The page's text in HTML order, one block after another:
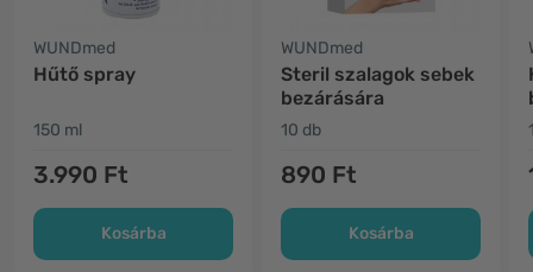
WUNDmed
Hűtő spray
150 ml
3.990 Ft
Kosárba
WUNDmed
Steril szalagok sebek
bezárására
10 db
890 Ft
Kosárba